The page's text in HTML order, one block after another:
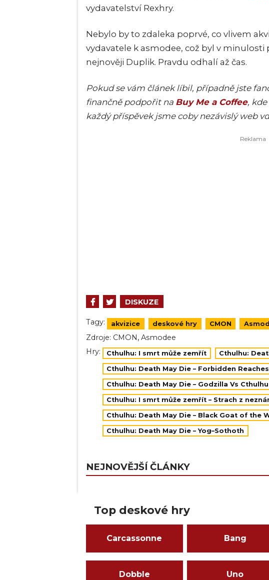
vydavatelství Rexhry.
Nebylo by to zdaleka poprvé, co vlivem
vydavatele k asmodee, což byl v
nejnověji Duplik. Pravdu odhalí až čas.
Pokud se vám článek líbil, případně jste
finančně podpořit na Buy Me a Coffee,
každý příspěvek jsme coby nezávislý web
DISKUZE
Tagy: akvizice deskové hry CMON
Zdroje: CMON, Asmodee
Hry:
Cthulhu: I smrt může zemřít Cthulhu:
Cthulhu: Death May Die – Forbidden Reaches
Cthulhu: Death May Die – Godzilla Vs Cthulhu
Cthulhu: I smrt může zemřít – Strach z
Cthulhu: Death May Die – Black Goat of the
Cthulhu: Death May Die – Yog–Sothoth
NEJNOVĚJŠÍ ČLÁNKY
Top deskové hry
Carcassonne Bang
Dobble Uno